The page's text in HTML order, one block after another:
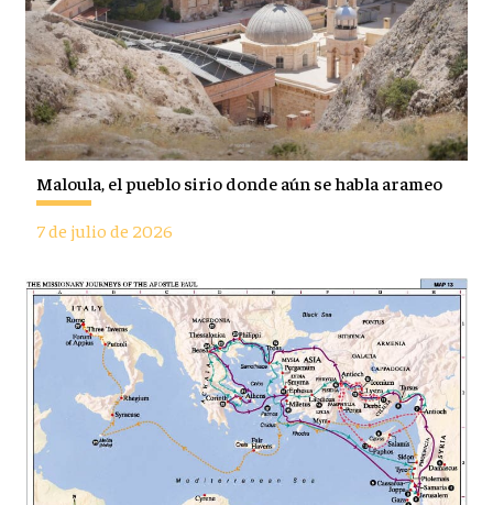
Maloula, el pueblo sirio donde aún se habla arameo
7 de julio de 2026